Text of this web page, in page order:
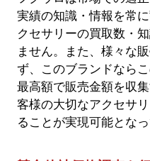
実績の知識・情報を常
クセサリーの買取数・
ません。また、様々な
ず、このブランドなら
最高額で販売金額を収
客様の大切なアクセサ
ることが実現可能となっ